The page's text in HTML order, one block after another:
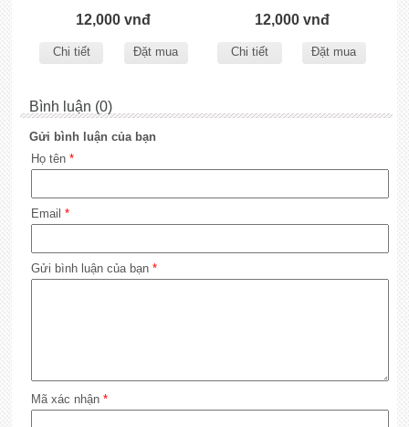
12,000 vnđ
Chi tiết Đặt mua
12,000 vnđ
Chi tiết Đặt mua
Bình luận (0)
Gửi bình luận của bạn
Họ tên *
Email *
Gửi bình luận của bạn *
Mã xác nhận *